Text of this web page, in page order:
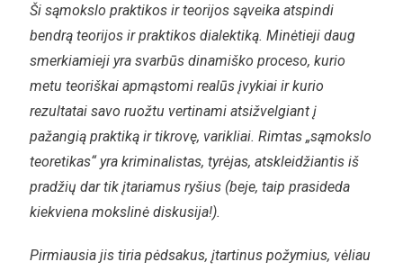
Ši sąmokslo praktikos ir teorijos sąveika atspindi
bendrą teorijos ir praktikos dialektiką. Minėtieji daug
smerkiamieji yra svarbūs dinamiško proceso, kurio
metu teoriškai apmąstomi realūs įvykiai ir kurio
rezultatai savo ruožtu vertinami atsižvelgiant į
pažangią praktiką ir tikrovę, varikliai. Rimtas „sąmokslo
teoretikas“ yra kriminalistas, tyrėjas, atskleidžiantis iš
pradžių dar tik įtariamus ryšius (beje, taip prasideda
kiekviena mokslinė diskusija!).
Pirmiausia jis tiria pėdsakus, įtartinus požymius, vėliau